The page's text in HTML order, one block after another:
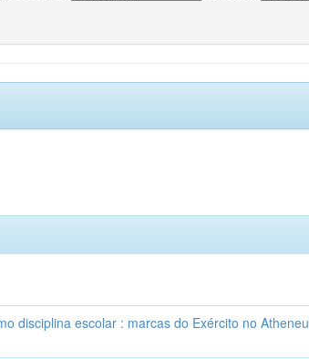
disciplina escolar : marcas do Exército no Atheneu